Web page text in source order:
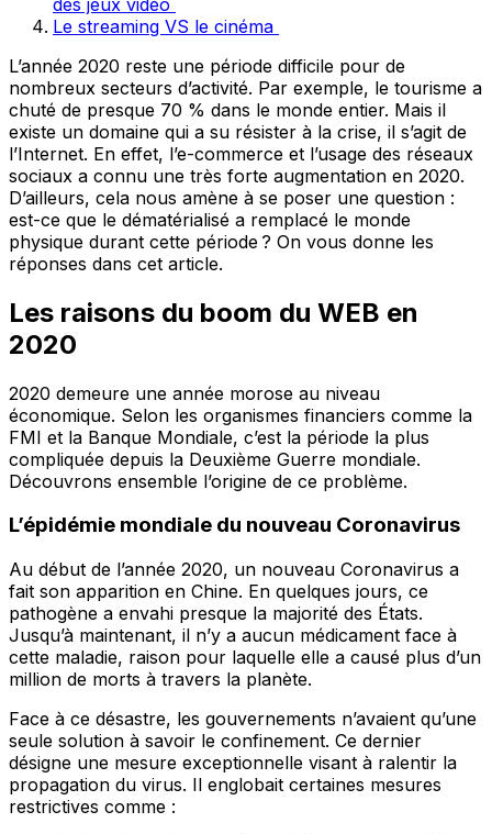
Le streaming VS le cinéma
L’année 2020 reste une période difficile pour de
nombreux secteurs d’activité. Par exemple, le tourisme a
chuté de presque 70 % dans le monde entier. Mais il
existe un domaine qui a su résister à la crise, il s’agit de
l’Internet. En effet, l’e-commerce et l’usage des réseaux
sociaux a connu une très forte augmentation en 2020.
D’ailleurs, cela nous amène à se poser une question :
est-ce que le dématérialisé a remplacé le monde
physique durant cette période ? On vous donne les
réponses dans cet article.
Les raisons du boom du WEB en
2020
2020 demeure une année morose au niveau
économique. Selon les organismes financiers comme la
FMI et la Banque Mondiale, c’est la période la plus
compliquée depuis la Deuxième Guerre mondiale.
Découvrons ensemble l’origine de ce problème.
L’épidémie mondiale du nouveau Coronavirus
Au début de l’année 2020, un nouveau Coronavirus a
fait son apparition en Chine. En quelques jours, ce
pathogène a envahi presque la majorité des États.
Jusqu’à maintenant, il n’y a aucun médicament face à
cette maladie, raison pour laquelle elle a causé plus d’un
million de morts à travers la planète.
Face à ce désastre, les gouvernements n’avaient qu’une
seule solution à savoir le confinement. Ce dernier
désigne une mesure exceptionnelle visant à ralentir la
propagation du virus. Il englobait certaines mesures
restrictives comme :